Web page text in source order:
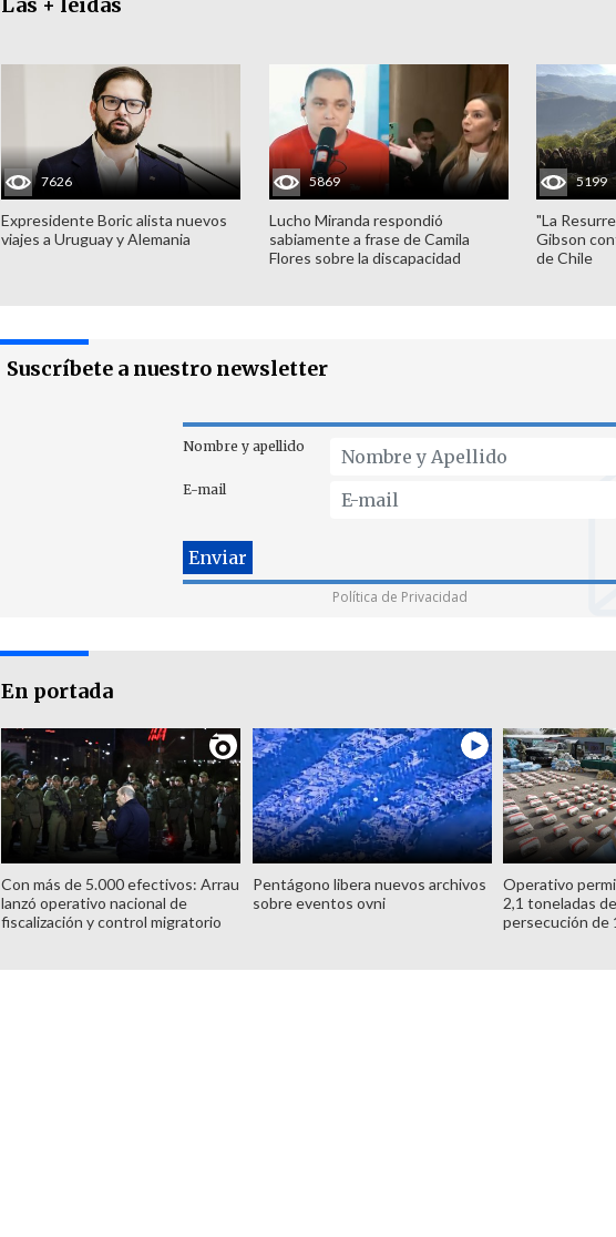
7626
Expresidente Boric alista nuevos
viajes a Uruguay y Alemania
5869
Lucho Miranda respondió
sabiamente a frase de Camila
Flores sobre la discapacidad
5199
"La
Gibson
de Chile
Suscríbete a nuestro newsletter
Nombre y apellido
E-mail
Política de Privacidad
En portada
Con más de 5.000 efectivos: Arrau
lanzó operativo nacional de
fiscalización y control migratorio
Pentágono libera nuevos archivos
sobre eventos ovni
Operativo
2,1 toneladas
persecución de